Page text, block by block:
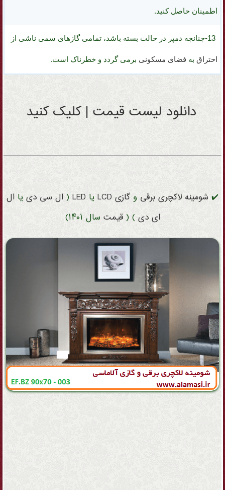
اطمینان حاصل کنید.
دمپر در حالت بسته باشد، تمامی گازهای سمی ناشی از
احتراق به فضای مسکونی برمی گردد و خطرناک است.
دانلود لیست قیمت | کلیک کنید
✔️ شومینه لاکچری برقی و گازی LCDیا LED
( ال سی دییا ال
ای دی ) (قیمت سال ۱۴۰۱)